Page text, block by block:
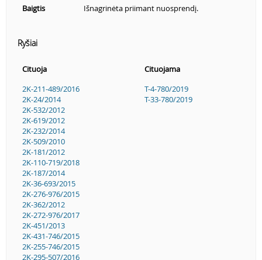
Baigtis
Išnagrinėta priimant nuosprendį.
Ryšiai
Cituoja
Cituojama
2K-211-489/2016
2K-24/2014
2K-532/2012
2K-619/2012
2K-232/2014
2K-509/2010
2K-181/2012
2K-110-719/2018
2K-187/2014
2K-36-693/2015
2K-276-976/2015
2K-362/2012
2K-272-976/2017
2K-451/2013
2K-431-746/2015
2K-255-746/2015
2K-295-507/2016
T-4-780/2019
T-33-780/2019